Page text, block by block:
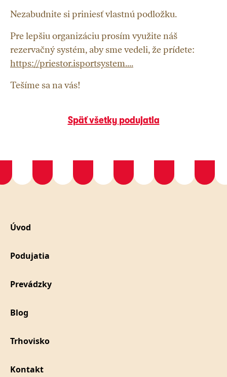
Nezabudnite si priniesť vlastnú podložku.
Pre lepšiu organizáciu prosím využite náš
rezervačný systém, aby sme vedeli, že prídete:
https://priestor.isportsystem....
Tešíme sa na vás!
Späť všetky podujatia
Úvod
Podujatia
Prevádzky
Blog
Trhovisko
Kontakt